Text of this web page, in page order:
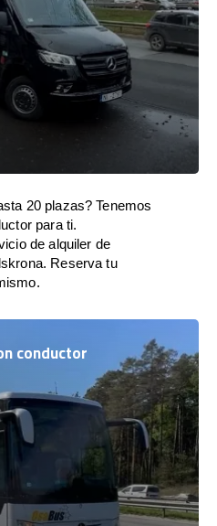
20 plazas? Tenemos
para ti.
de alquiler de
Reserva tu
conductor